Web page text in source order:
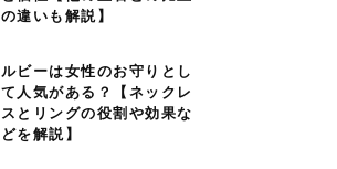
の違いも解説】
ルビーは女性のお守りとし
て人気がある？【ネックレ
スとリングの役割や効果な
どを解説】